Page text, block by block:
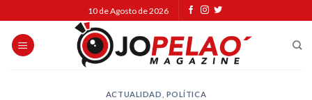
to
content
10 de Agosto de 2026
ACTUALIDAD POLÍTICA